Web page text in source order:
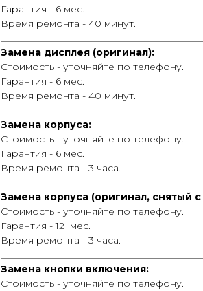
Гарантия - 6 мес.
Время ремонта - 40 минут.
Замена дисплея (оригинал):
Стоимость - уточняйте по телефону.
Гарантия - 6 мес.
Время ремонта - 40 минут.
Замена корпуса:
Стоимость - уточняйте по телефону.
Гарантия - 6 мес.
Время ремонта - 3 часа.
Замена корпуса (оригинал, снятый
Стоимость - уточняйте по телефону.
Гарантия - 12 мес.
Время ремонта - 3 часа.
Замена кнопки включения:
Стоимость - уточняйте по телефону.